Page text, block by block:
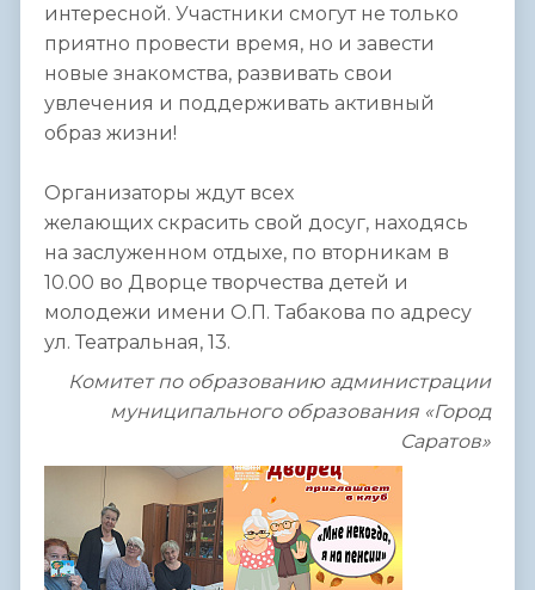
интересной. Участники смогут не только
приятно провести время, но и завести
новые знакомства, развивать свои
увлечения и поддерживать активный
образ жизни!
Организаторы ждут всех
желающих скрасить свой досуг, находясь
на заслуженном отдыхе, по вторникам в
10.00 во Дворце творчества детей и
молодежи имени О.П. Табакова по адресу
ул. Театральная, 13.
Комитет по образованию администрации
муниципального образования «Город
Саратов»